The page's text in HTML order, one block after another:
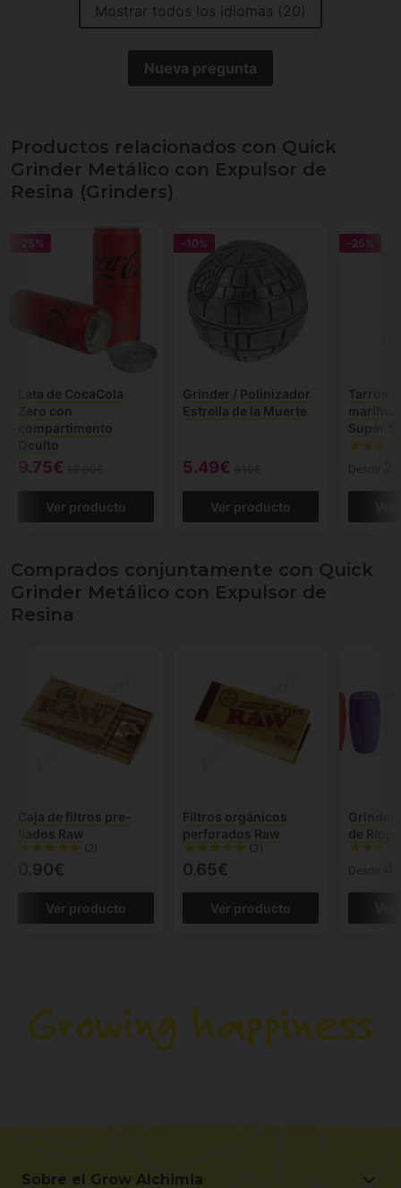
Mostrar todos los idiomas (20)
Nueva pregunta
Productos relacionados con Quick
Grinder Metálico con Expulsor de
Resina (Grinders)
-25%
Lata de CocaCola
Zero con
compartimento
Oculto
9.75€
Ver producto
-10%
Grinder / Polinizador
Estrella de la Muerte
5.49€
Ver producto
-25%
Tarros
Super
Desde
Comprados conjuntamente con Quick
Grinder Metálico con Expulsor de
Resina
Caja de filtros pre-
liados Raw
(2)
0.90€
Ver producto
Filtros orgánicos
perforados Raw
(3)
0.65€
Ver producto
Grinder
de
Desde
Sobre el Grow Alchimia